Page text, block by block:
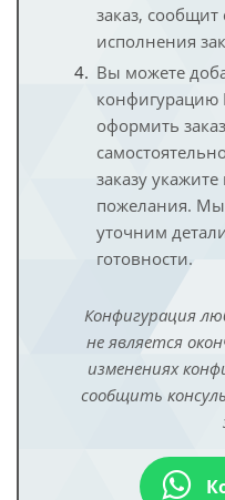
заказ, сообщит
исполнения
Вы можете
конфигурацию
оформить
заказу
пожелания. Мы
уточним
готовности.
Конфигурация
не является
изменениях
сообщить